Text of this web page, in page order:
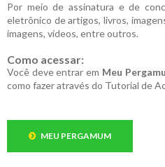
Por meio de assinatura e de
eletrônico de artigos, livros,
imagens, vídeos, entre outros.
Como acessar:
Você deve entrar em Meu
como fazer através do Tutorial de
MEU PERGAMUM